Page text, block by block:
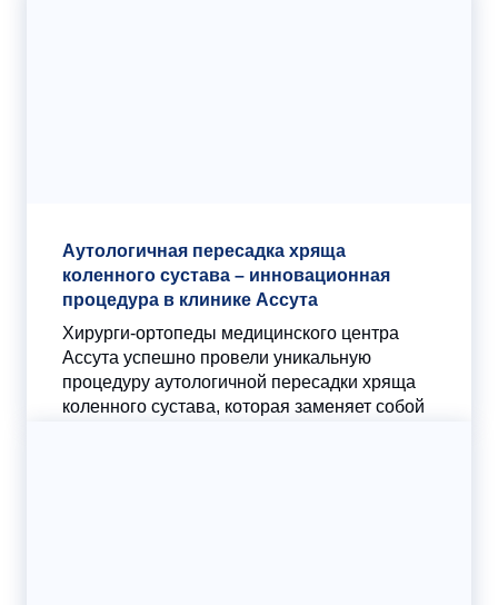
Аутологичная пересадка хряща
коленного сустава – инновационная
процедура в клинике Ассута
Хирурги-ортопеды медицинского центра
Ассута успешно провели уникальную
процедуру аутологичной пересадки хряща
коленного сустава, которая заменяет собой